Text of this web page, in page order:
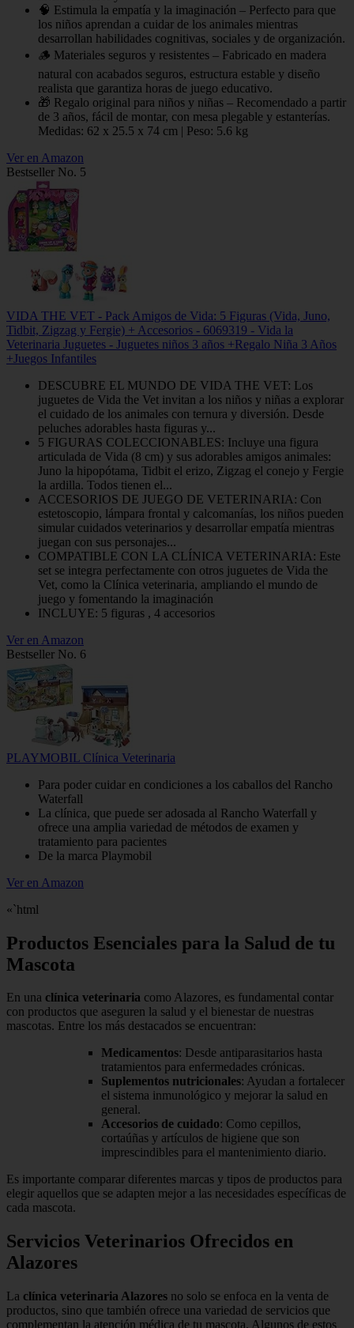
🧠 Estimula la empatía y la imaginación – Perfecto para que
los niños aprendan a cuidar de los animales mientras
desarrollan habilidades cognitivas, sociales y de organización.
🪵 Materiales seguros y resistentes – Fabricado en madera
natural con acabados seguros, estructura estable y diseño
realista que garantiza horas de juego educativo.
🎁 Regalo original para niños y niñas – Recomendado a partir
de 3 años, fácil de montar, con mesa plegable y estanterías.
Medidas: 62 x 25.5 x 74 cm | Peso: 5.6 kg
Ver en Amazon
Bestseller No. 5
VIDA THE VET - Pack Amigos de Vida: 5 Figuras (Vida, Juno,
Tidbit, Zigzag y Fergie) + Accesorios - 6069319 - Vida la
Veterinaria Juguetes - Juguetes niños 3 años +Regalo Niña 3 Años
+Juegos Infantiles
DESCUBRE EL MUNDO DE VIDA THE VET: Los
juguetes de Vida the Vet invitan a los niños y niñas a explorar
el cuidado de los animales con ternura y diversión. Desde
peluches adorables hasta figuras y...
5 FIGURAS COLECCIONABLES: Incluye una figura
articulada de Vida (8 cm) y sus adorables amigos animales:
Juno la hipopótama, Tidbit el erizo, Zigzag el conejo y Fergie
la ardilla. Todos tienen el...
ACCESORIOS DE JUEGO DE VETERINARIA: Con
estetoscopio, lámpara frontal y calcomanías, los niños pueden
simular cuidados veterinarios y desarrollar empatía mientras
juegan con sus personajes...
COMPATIBLE CON LA CLÍNICA VETERINARIA: Este
set se integra perfectamente con otros juguetes de Vida the
Vet, como la Clínica veterinaria, ampliando el mundo de
juego y fomentando la imaginación
INCLUYE: 5 figuras , 4 accesorios
Ver en Amazon
Bestseller No. 6
PLAYMOBIL Clínica Veterinaria
Para poder cuidar en condiciones a los caballos del Rancho
Waterfall
La clínica, que puede ser adosada al Rancho Waterfall y
ofrece una amplia variedad de métodos de examen y
tratamiento para pacientes
De la marca Playmobil
Ver en Amazon
«`html
Productos Esenciales para la Salud de tu
Mascota
En una clínica veterinaria como Alazores, es fundamental contar
con productos que aseguren la salud y el bienestar de nuestras
mascotas. Entre los más destacados se encuentran:
Medicamentos: Desde antiparasitarios hasta
tratamientos para enfermedades crónicas.
Suplementos nutricionales: Ayudan a fortalecer
el sistema inmunológico y mejorar la salud en
general.
Accesorios de cuidado: Como cepillos,
cortaúñas y artículos de higiene que son
imprescindibles para el mantenimiento diario.
Es importante comparar diferentes marcas y tipos de productos para
elegir aquellos que se adapten mejor a las necesidades específicas de
cada mascota.
Servicios Veterinarios Ofrecidos en
Alazores
La clínica veterinaria Alazores no solo se enfoca en la venta de
productos, sino que también ofrece una variedad de servicios que
complementan la atención médica de tu mascota. Algunos de estos